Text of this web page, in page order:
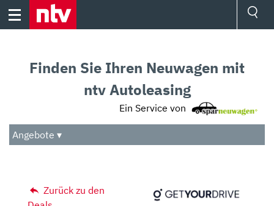
Skip
Audio
Das Beste
Finden Sie Ihren Neuwagen mit
ntv Autoleasing
Ein Service von
Angebote ▾
Zurück zu den